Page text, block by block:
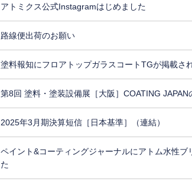
アトミクス公式Instagramはじめました
路線便出荷のお願い
塗料報知にフロアトップガラスコートTGが掲載さ
第8回 塗料・塗装設備展［大阪］COATING JAPAN
2025年3月期決算短信［日本基準］（連結）
ペイント&コーティングジャーナルにアトム水性
た